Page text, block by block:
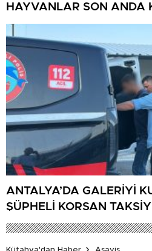
HAYVANLAR SON ANDA
ANTALYA’DA GALERİYİ
ŞÜPHELİ KORSAN
KÜTAHYA’DA